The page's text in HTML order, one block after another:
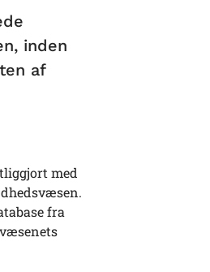
inden
af
med
fra